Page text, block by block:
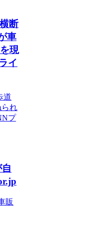
断
車
現
イ
道
られ
プ
販